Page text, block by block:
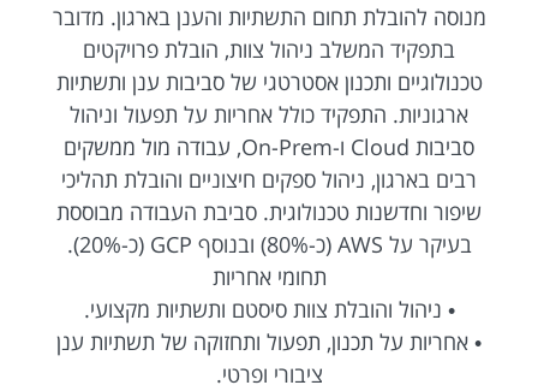
מנוסה להובלת תחום התשתיות והענן בארגון. מדובר
בתפקיד המשלב ניהול צוות, הובלת פרויקטים
טכנולוגיים ותכנון אסטרטגי של סביבות ענן ותשתיות
ארגוניות. התפקיד כולל אחריות על תפעול וניהול
סביבות Cloud ו-On-Prem, עבודה מול ממשקים
רבים בארגון, ניהול ספקים חיצוניים והובלת תהליכי
שיפור וחדשנות טכנולוגית. סביבת העבודה מבוססת
בעיקר על AWS (כ-80%) ובנוסף GCP (כ-20%).
תחומי אחריות
• ניהול והובלת צוות סיסטם ותשתיות מקצועי.
• אחריות על תכנון, תפעול ותחזוקה של תשתיות ענן
ציבורי ופרטי.